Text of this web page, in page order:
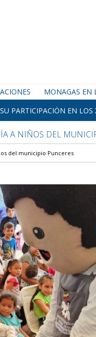
MONAGAS EN
PARTICIPACIÓN EN LOS
A NIÑOS DEL
del municipio Punceres